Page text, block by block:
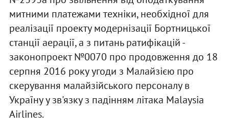
митними платежами техніки, необхідної для
реалізації проекту модернізації Бортницької
станції аерації, а з питань ратифікацій -
законопроект №0070 про продовження до 18
серпня 2016 року угоди з Малайзією про
скерування малайзійського персоналу в
Україну у зв'язку з падінням літака Malaysia
Airlines.